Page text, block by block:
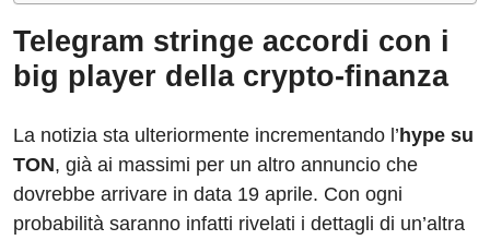
Telegram stringe accordi con i
big player della crypto-finanza
La notizia sta ulteriormente incrementando l’hype su
TON, già ai massimi per un altro annuncio che
dovrebbe arrivare in data 19 aprile. Con ogni
probabilità saranno infatti rivelati i dettagli di un’altra